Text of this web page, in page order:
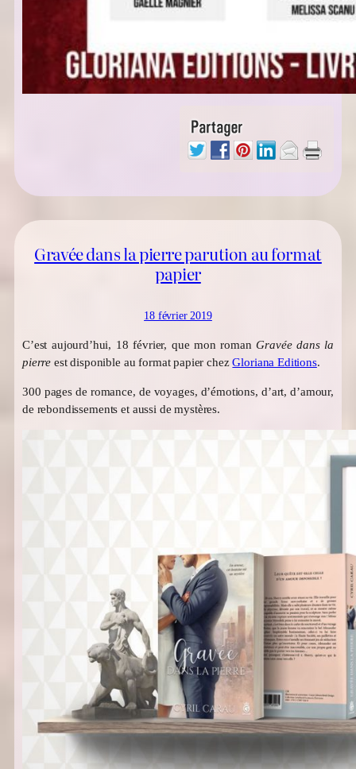
Gravée dans la pierre parution au format
papier
18 février 2019
C’est aujourd’hui, 18 février, que mon romanGravée dans la
pierre est disponible au format papier chezGloriana Editions.
300 pages de romance, de voyages, d’émotions, d’art, d’amour,
de rebondissements et aussi demystères.